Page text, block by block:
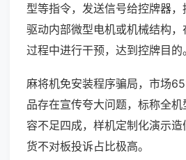
型等指令，发送信号给控牌器
驱动内部微型电机或机械结构
过程中进行干预，达到控牌目的。
麻将机免安装程序骗局，市场
品存在宣传夸大问题，标称全
容不足四成，样机定制化演示造
货不对板投诉占比极高。